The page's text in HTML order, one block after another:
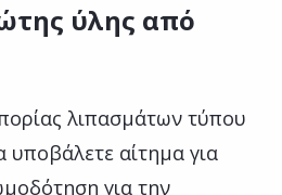
ύλης από
λιπασμάτων τύπου
υποβάλετε αίτημα για
για την